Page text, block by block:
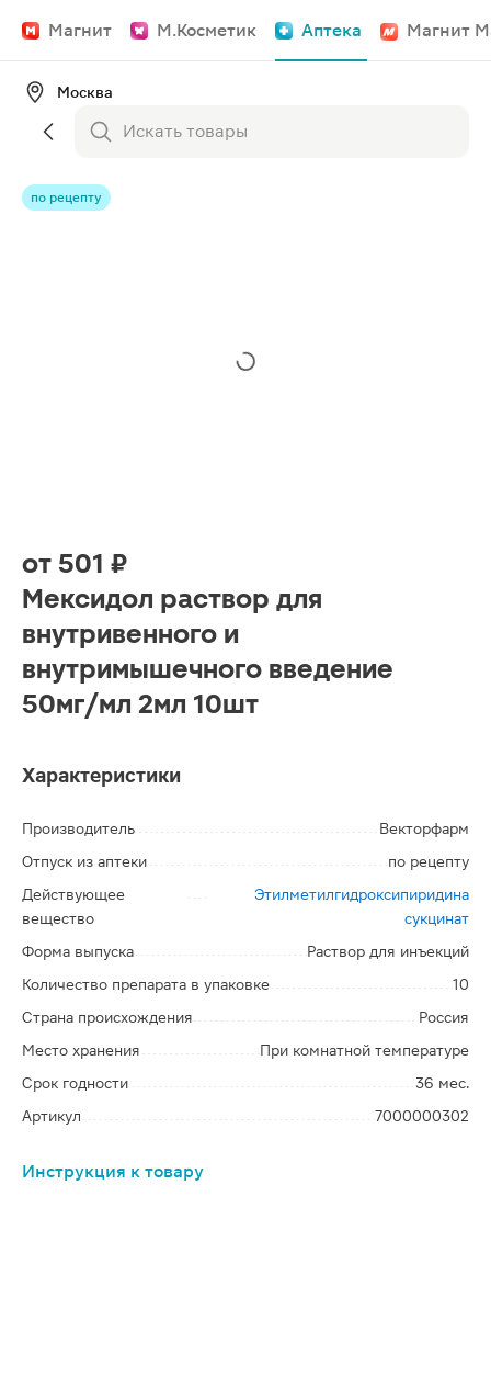
Магнит М.Косметик Аптека Магнит
Москва
по рецепту
от 501 ₽
Мексидол раствор для
внутривенного и
внутримышечного введение
50мг/мл 2мл 10шт
Характеристики
Производитель
Векторфарм
Отпуск из аптеки
по рецепту
Действующее
вещество
Этилметилгидроксипиридина
сукцинат
Форма выпуска
Раствор для инъекций
Количество препарата в упаковке
10
Страна происхождения
Россия
Место хранения
При комнатной температуре
Срок годности
36 мес.
Артикул
7000000302
Инструкция к товару